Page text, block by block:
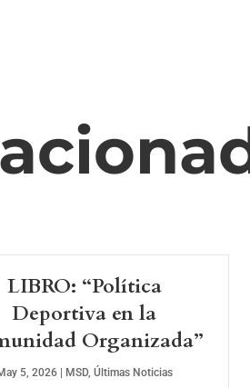
LIBRO: “Política
Deportiva en la
Organizada”
5, 2026| MSD, Últimas Noticias